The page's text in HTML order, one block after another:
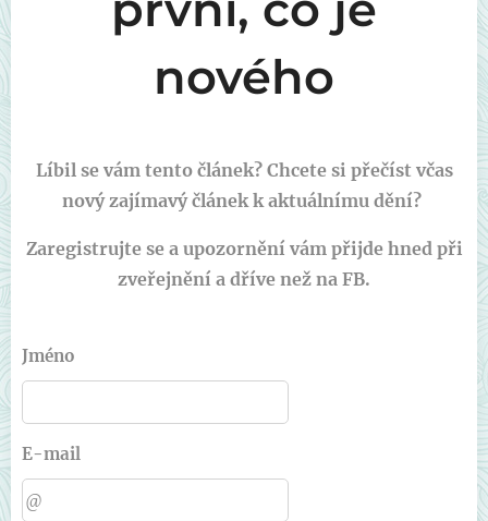
nového
Líbil se vám tento článek? Chcete si přečíst včas
nový zajímavý článek k aktuálnímu dění?
Zaregistrujte se a upozornění vám přijde hned při
zveřejnění a dříve než na FB.
Jméno
E-mail